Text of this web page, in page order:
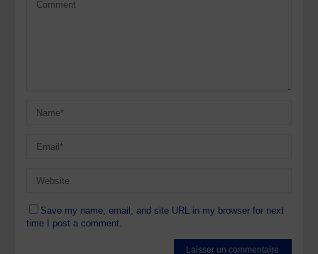
Save my name, email, and site URL in my browser for next
time I post a comment.